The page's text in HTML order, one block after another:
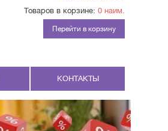
Товаров в корзине: 0 наим.
Перейти в корзину
КОНТАКТЫ